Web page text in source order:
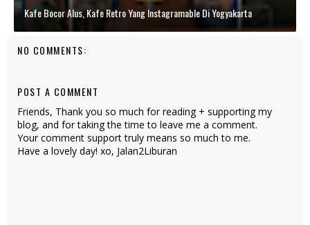
Kafe Bocor Alus, Kafe Retro Yang Instagramable Di Yogyakarta
NO COMMENTS:
POST A COMMENT
Friends, Thank you so much for reading + supporting my
blog, and for taking the time to leave me a comment.
Your comment support truly means so much to me.
Have a lovely day! xo, Jalan2Liburan